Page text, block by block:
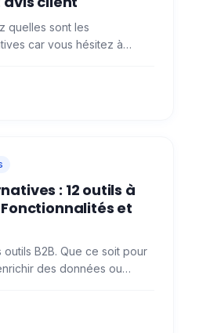
quelles sont les
car vous hésitez à
: 12 outils à
et
B2B. Que ce soit pour
des données ou